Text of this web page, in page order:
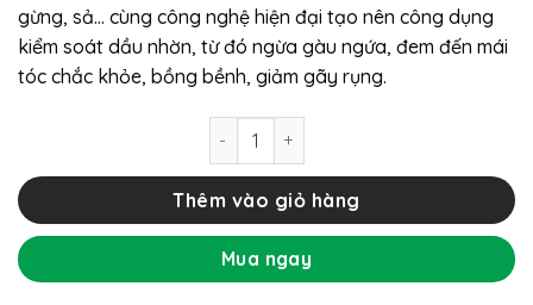
gừng, sả… cùng công nghệ hiện đại tạo nên công dụng
kiểm soát dầu nhờn, từ đó ngừa gàu ngứa, đem đến mái
tóc chắc khỏe, bồng bềnh, giảm gãy rụng.
Combo dầu gội - dầu xả thảo dược
Thêm vào giỏ hàng
Mua ngay